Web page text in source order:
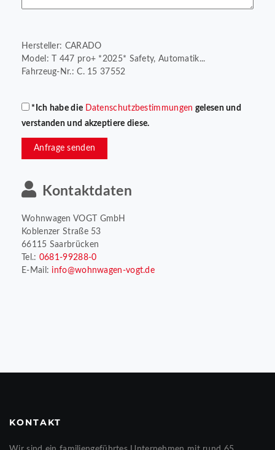
Hersteller: CARADO
Model: T 447 pro+ *2025* Safety, Automatik...
Fahrzeug-Nr.: C. 15 37552
*Ich habe die Datenschutzbestimmungen gelesen und
verstanden und akzeptiere diese.
Anfrage senden
Kontaktdaten
Wohnwagen VOGT GmbH
Koblenzer Straße 53
66115 Saarbrücken
Tel.: 0681-99288-0
E-Mail: info@wohnwagen-vogt.de
KONTAKT